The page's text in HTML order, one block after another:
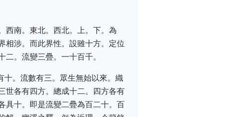
西南。東北。西北。上。下。為
相涉。而此界性。設雖十方。定位
。流變三疊。一十百千。
。流數有三。眾生無始以來。織
世各有四方。總成十二。四方各有
具十。即是流變二疊為百二十。百